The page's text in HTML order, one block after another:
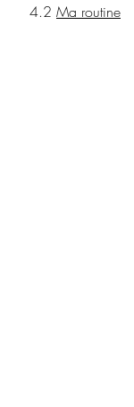
   4.2
Ma routine